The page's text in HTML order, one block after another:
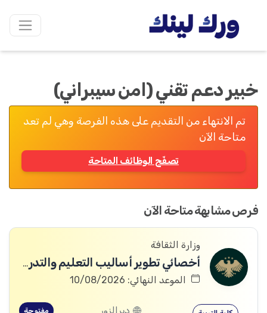
خبير دعم تقني (امن سيبراني)
تم الانتهاء من التقديم على هذه الفرصة وهي لم تعد
متاحة الآن
تصفّح الوظائف المتاحة
فرص مشابهة متاحة الآن
وزارة الثقافة
أخصائي تطوير أساليب التعليم والتدريب
الموعد النهائي: 10/08/2026
ديرالزور مفتوحة